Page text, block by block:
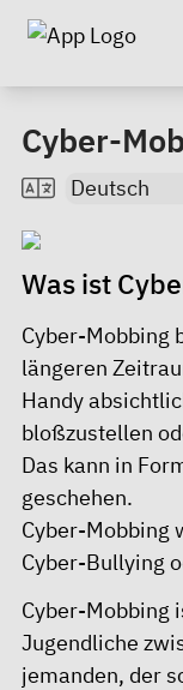
Cyber-
Was ist
Cyber-Mobbing
längeren
Handy
bloßzustellen
Das kann in
geschehen.
Cyber-Mobbing
Cyber-Bullying
Cyber-Mobbing
Jugendliche
jemanden, der